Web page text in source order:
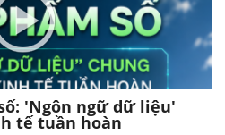
'Ngôn ngữ dữ liệu'
tế tuần hoàn